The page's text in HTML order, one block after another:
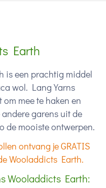
Earth
is een prachtig middel
wol. Lang Yarns
mee te haken en
garens uit de
de mooiste ontwerpen.
ontvang je GRATIS
Wooladdicts Earth.
Wooladdicts Earth: